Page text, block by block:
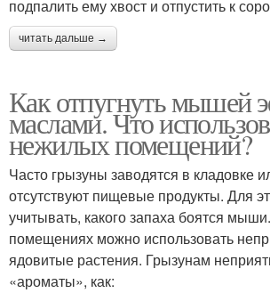
подпалить ему хвост и отпустить к
читать дальше →
Как отпугнуть мышей
маслами. Что
нежилых помещений?
Часто грызуны заводятся в кладовке
отсутствуют пищевые продукты. Для
учитывать, какого запаха боятся
помещениях можно использовать
ядовитые растения. Грызунам
«ароматы», как: